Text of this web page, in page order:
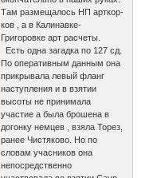
Там размещалось НП арткор-
ков , а в Калинавке-
Григоровке арт расчеты.
Есть одна загадка по 127 сд.
По оперативным данным она
прикрывала левый фланг
наступления и в взятии
высоты не принимала
участие а была брошена в
догонку немцев , взяла Торез,
ранее Чистяково. Но по
словам учасников она
непосредственно